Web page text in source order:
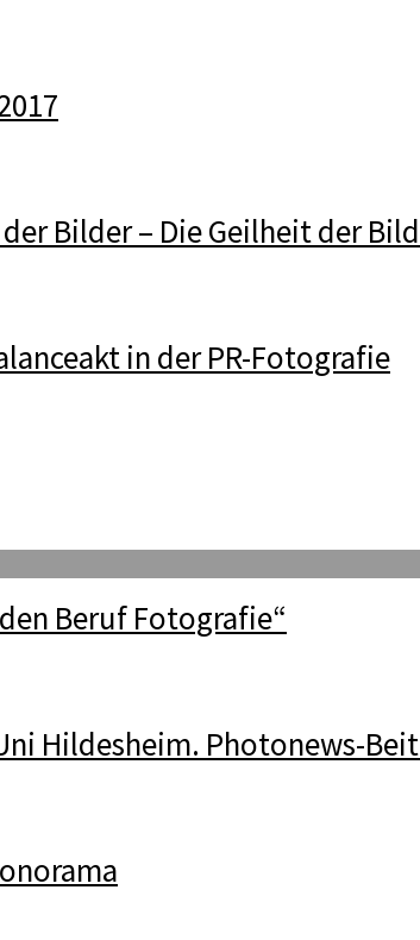
Bilder – Die Geilheit der
in der PR-Fotografie
Beruf Fotografie“
Hildesheim. Photonews-